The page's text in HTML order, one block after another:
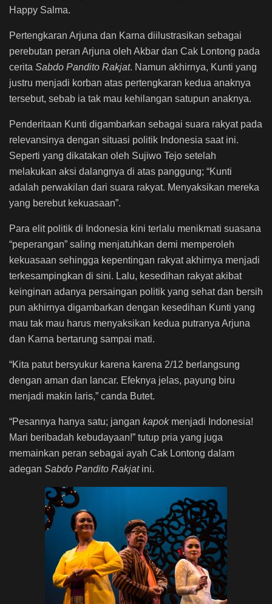
Happy Salma.
Pertengkaran Arjuna dan Karna diilustrasikan sebagai
perebutan peran Arjuna oleh Akbar dan Cak Lontong pada
cerita Sabdo Pandito Rakjat. Namun akhirnya, Kunti yang
justru menjadi korban atas pertengkaran kedua anaknya
tersebut, sebab ia tak mau kehilangan satupun anaknya.
Penderitaan Kunti digambarkan sebagai suara rakyat pada
relevansinya dengan situasi politik Indonesia saat ini.
Seperti yang dikatakan oleh Sujiwo Tejo setelah
melakukan aksi dalangnya di atas panggung; “Kunti
adalah perwakilan dari suara rakyat. Menyaksikan mereka
yang berebut kekuasaan”.
Para elit politik di Indonesia kini terlalu menikmati suasana
“peperangan” saling menjatuhkan demi memperoleh
kekuasaan sehingga kepentingan rakyat akhirnya menjadi
terkesampingkan di sini. Lalu, kesedihan rakyat akibat
keinginan adanya persaingan politik yang sehat dan bersih
pun akhirnya digambarkan dengan kesedihan Kunti yang
mau tak mau harus menyaksikan kedua putranya Arjuna
dan Karna bertarung sampai mati.
“Kita patut bersyukur karena karena 2/12 berlangsung
dengan aman dan lancar. Efeknya jelas, payung biru
menjadi makin laris,” canda Butet.
“Pesannya hanya satu; jangan kapok menjadi Indonesia!
Mari beribadah kebudayaan!” tutup pria yang juga
memainkan peran sebagai ayah Cak Lontong dalam
adegan Sabdo Pandito Rakjatini.